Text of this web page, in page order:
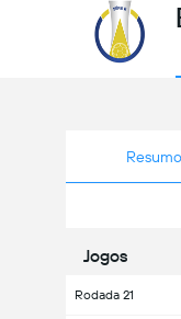
Resumo
Jogos
Rodada 21